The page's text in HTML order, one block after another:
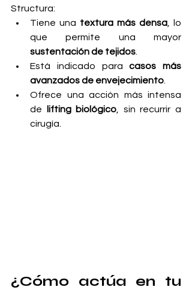
Structura:
Tiene una textura más densa, lo
sustentación de tejidos.
Está indicado para casos más
avanzados de envejecimiento.
Ofrece una acción más intensa
de
lifting biológico, sin recurrir a
cirugía.
¿Cómo actúa en tu